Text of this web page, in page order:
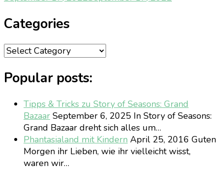
Categories
Categories
Popular posts:
Tipps & Tricks zu Story of Seasons: Grand
Bazaar September 6, 2025 In Story of Seasons:
Grand Bazaar dreht sich alles um…
Phantasialand mit Kindern April 25, 2016 Guten
Morgen ihr Lieben, wie ihr vielleicht wisst,
waren wir…